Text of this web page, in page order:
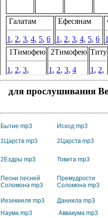
для прослушивания
Бытие mp3 Исход mp3
1Царств mp3 2Царств mp3
2Ездры mp3 Товита mp3
Песни песней
Соломона mp3
Премудрости
Соломона mp3
Иезекииля mp3
Даниила mp3
Наума mp3
Аввакума mp3